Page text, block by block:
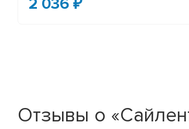
2 036 ₽
Отзывы о